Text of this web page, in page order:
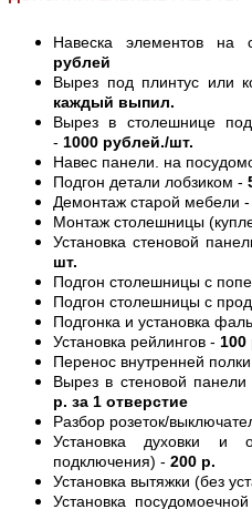
Навеска элементов
рублей
Вырез под плинтус или
каждый выпил.
Вырез в столешнице
- 1000 рублей./шт.
Навес панели. на
Подгон детали лобзиком -
Демонтаж старой мебели -
Монтаж столешницы
Установка стеновой
шт.
Подгон столешницы с
Подгон столешницы с
Подгонка и установка
Установка рейлингов - 100
Перенос внутренней
Вырез в стеновой панели
р. за 1 отверстие
Разбор розеток/
Установка духовки и
подключения) - 200 р.
Установка вытяжки (без
Установка